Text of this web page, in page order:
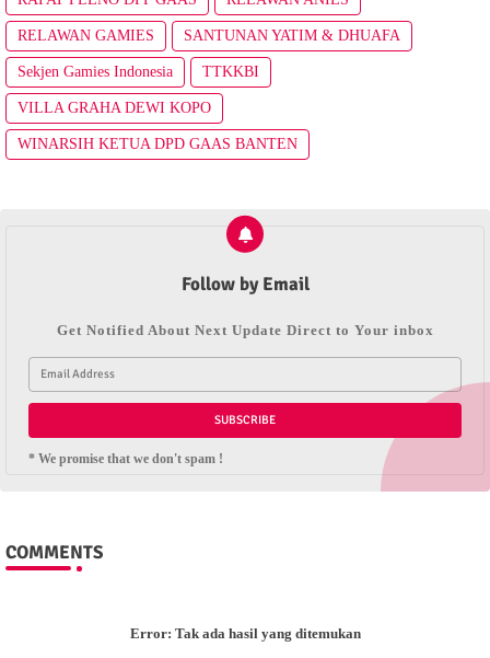
RELAWAN GAMIES SANTUNAN YATIM & DHUAFA
Sekjen Gamies Indonesia TTKKBI
VILLA GRAHA DEWI KOPO
WINARSIH KETUA DPD GAAS BANTEN
Follow by Email
Get Notified About Next Update Direct to Your inbox
* We promise that we don't spam !
COMMENTS
Error: Tak ada hasil yang ditemukan